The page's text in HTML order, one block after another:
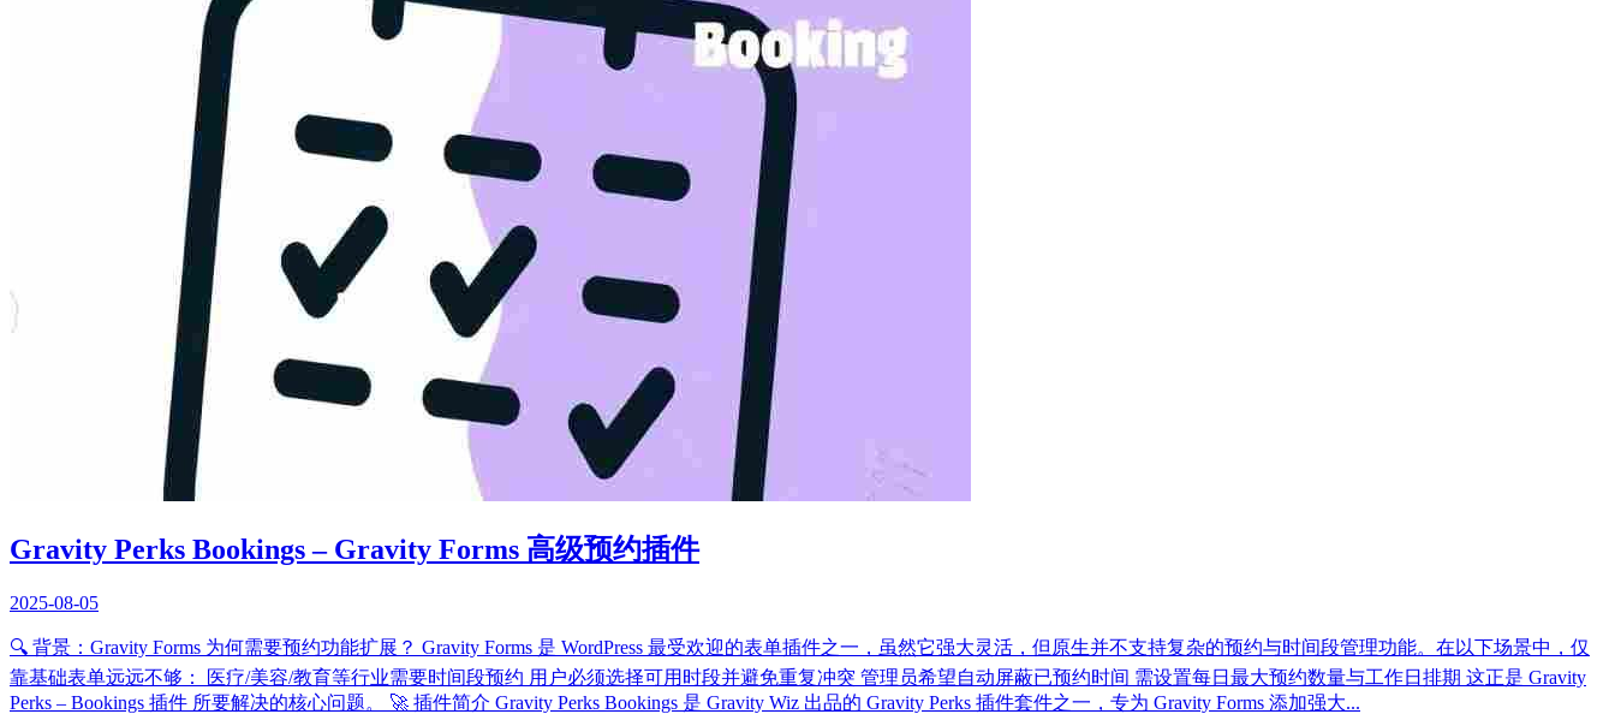
Gravity Perks Bookings – Gravity Forms 高级预约插件
2025-08-05
🔍 背景：Gravity Forms 为何需要预约功能扩展？ Gravity Forms 是 WordPress 最受欢迎的表单插件之一，虽然它强大灵活，但原生并不支持复杂的预约与时间段管理功能。在以下场景中，仅
靠基础表单远远不够： 医疗/美容/教育等行业需要时间段预约 用户必须选择可用时段并避免重复冲突 管理员希望自动屏蔽已预约时间 需设置每日最大预约数量与工作日排期 这正是 Gravity
Perks – Bookings 插件 所要解决的核心问题。 🚀 插件简介 Gravity Perks Bookings 是 Gravity Wiz 出品的 Gravity Perks 插件套件之一，专为 Gravity Forms 添加强大...